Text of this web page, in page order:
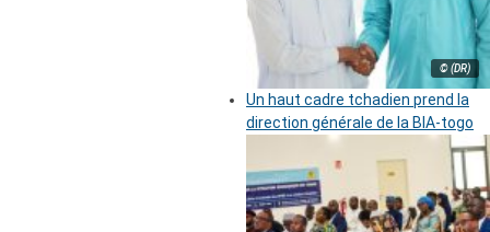
© (DR)
Un haut cadre tchadien prend la
direction générale de la BIA-togo